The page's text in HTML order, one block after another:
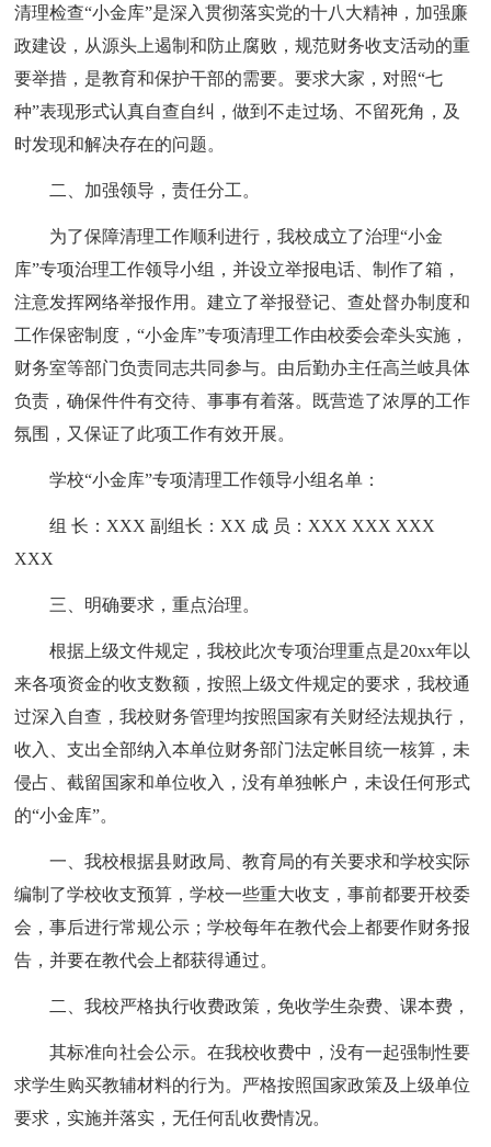
清理检查“小金库”是深入贯彻落实党的十八大精神，加强廉
政建设，从源头上遏制和防止腐败，规范财务收支活动的重
要举措，是教育和保护干部的需要。要求大家，对照“七
种”表现形式认真自查自纠，做到不走过场、不留死角，及
时发现和解决存在的问题。
二、加强领导，责任分工。
为了保障清理工作顺利进行，我校成立了治理“小金
库”专项治理工作领导小组，并设立举报电话、制作了箱，
注意发挥网络举报作用。建立了举报登记、查处督办制度和
工作保密制度，“小金库”专项清理工作由校委会牵头实施，
财务室等部门负责同志共同参与。由后勤办主任高兰岐具体
负责，确保件件有交待、事事有着落。既营造了浓厚的工作
氛围，又保证了此项工作有效开展。
学校“小金库”专项清理工作领导小组名单：
组 长：XXX 副组长：XX 成 员：XXX XXX XXX
XXX
三、明确要求，重点治理。
根据上级文件规定，我校此次专项治理重点是20xx年以
来各项资金的收支数额，按照上级文件规定的要求，我校通
过深入自查，我校财务管理均按照国家有关财经法规执行，
收入、支出全部纳入本单位财务部门法定帐目统一核算，未
侵占、截留国家和单位收入，没有单独帐户，未设任何形式
的“小金库”。
一、我校根据县财政局、教育局的有关要求和学校实际
编制了学校收支预算，学校一些重大收支，事前都要开校委
会，事后进行常规公示；学校每年在教代会上都要作财务报
告，并要在教代会上都获得通过。
二、我校严格执行收费政策，免收学生杂费、课本费，
其标准向社会公示。在我校收费中，没有一起强制性要
求学生购买教辅材料的行为。严格按照国家政策及上级单位
要求，实施并落实，无任何乱收费情况。